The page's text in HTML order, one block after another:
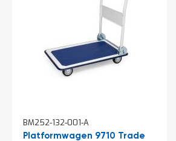
BM252-132-001-A
Platformwagen 9710 Trade
winkelwagen